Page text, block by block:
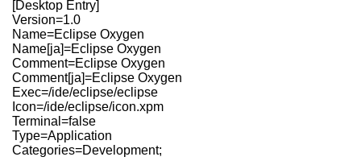
[Desktop Entry]
Version=1.0
Name=Eclipse Oxygen
Name[ja]=Eclipse Oxygen
Comment=Eclipse Oxygen
Comment[ja]=Eclipse Oxygen
Exec=/ide/eclipse/eclipse
Icon=/ide/eclipse/icon.xpm
Terminal=false
Type=Application
Categories=Development;